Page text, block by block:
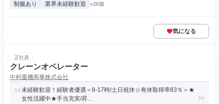
制服あり 業界未経験歓迎 +26個
気になる
正社員
クレーンオペレーター
中村重機商事株式会社
未経験歓迎！経験者優遇＜8-17時/土日祝休☆有休取得率83％＞★
女性活躍中★手当充実/昇...